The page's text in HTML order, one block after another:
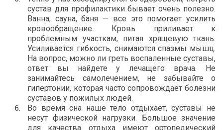
сустав для профилактики бывает очень полезно.
Ванна, сауна, баня — все это помогает усилить
кровообращение. Кровь приливает к
проблемным участкам, питая хрящевую ткань.
Усиливается гибкость, снимаются спазмы мышц.
На вопрос, можно ли греть воспаленные суставы,
ответ вы найдете у лечащего врача. Не
занимайтесь самолечением, не забывайте о
гипертонии, которая часто сопровождает болезни
суставов у пожилых людей.
Во время сна наше тело отдыхает, суставы не
несут физической нагрузки. Большое значение
для качества отдыха имеют ортопедический